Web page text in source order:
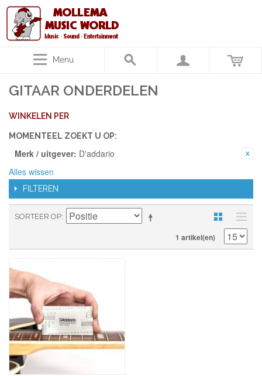
Menu
GITAAR ONDERDELEN
WINKELEN PER
MOMENTEEL ZOEKT U OP:
Merk / uitgever: D'addario
Alles wissen
FILTEREN
SORTEER OP
1 artikel(en)